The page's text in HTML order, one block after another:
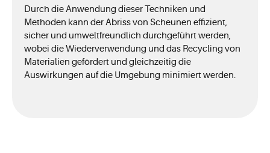
Durch die Anwendung dieser Techniken und
Methoden kann der Abriss von Scheunen effizient,
sicher und umweltfreundlich durchgeführt werden,
wobei die Wiederverwendung und das Recycling von
Materialien gefördert und gleichzeitig die
Auswirkungen auf die Umgebung minimiert werden.